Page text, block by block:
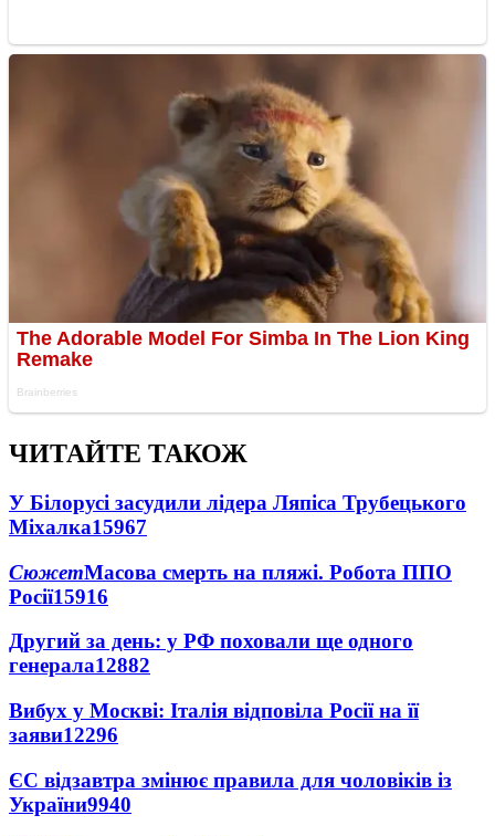
ЧИТАЙТЕ ТАКОЖ
У Білорусі засудили лідера Ляпіса Трубецького
Міхалка15967
СюжетМасова смерть на пляжі. Робота ППО
Росії15916
Другий за день: у РФ поховали ще одного
генерала12882
Вибух у Москві: Італія відповіла Росії на її
заяви12296
ЄС відзавтра змінює правила для чоловіків із
України9940